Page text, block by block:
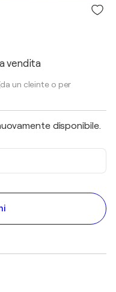
vendita
un cleinte o per
disponibile.